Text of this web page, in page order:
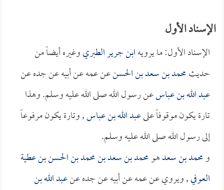
الإسناد الأول
الإسناد الأول: ما يرويهابن جرير الطبريوغيره أيضاً من
حديثمحمد بن سعد بن الحسنعن عمه عن أبيه عن جده عن
عبد الله بن عباسعن رسول الله صلى الله عليه وسلم. وهذا
تارة يكون موقوفاً علىعبد الله بن عباس, وتارة يكون مرفوعاً
إلى رسول الله صلى الله عليه وسلم.
ومحمد بن سعدهومحمد بن سعد بن محمد بن الحسن بن عطية
العوفي, ويروي عن عمه عن أبيه عن جده عنعبد الله بن